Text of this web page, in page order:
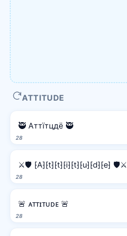
ATTITUDE
28
🥷 Аттїтцдё 🥷
28
⚔️🛡️ ⁅A⁆⁅t⁆⁅t⁆⁅i⁆⁅t⁆⁅u⁆⁅d⁆⁅e⁆ 🛡️⚔️
28
🚨 ᴀᴛᴛɪᴛᴜᴅᴇ 🚨